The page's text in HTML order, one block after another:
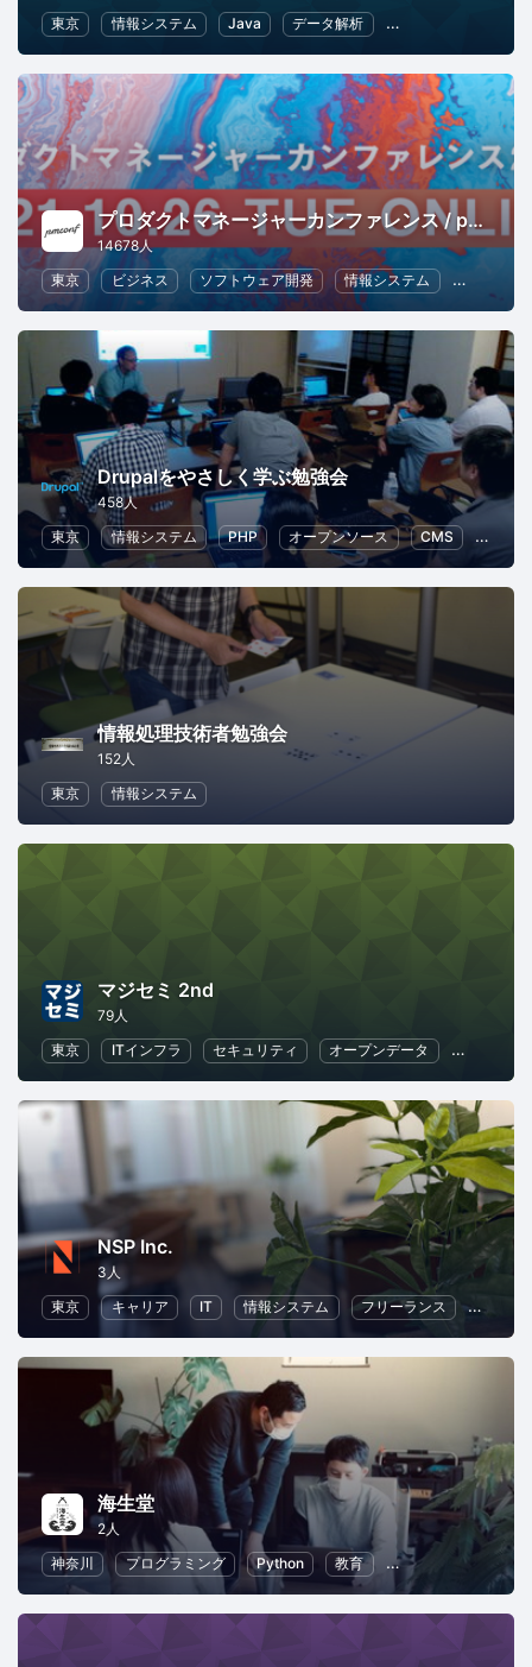
東京
情報システム Java データ解析 ITインフラ
プロダクトマネージャーカンファレンス / pmconf
14678人
東京
ビジネス ソフトウェア開発 情報システム UX
Drupalをやさしく学ぶ勉強会
458人
東京
情報システム PHP オープンソース CMS Drupal
情報処理技術者勉強会
152人
東京
情報システム
マジセミ 2nd
79人
東京
ITインフラ セキュリティ オープンデータ 情報シス
NSP Inc.
3人
東京
キャリア IT 情報システム フリーランス リモー
海生堂
2人
神奈川
プログラミング Python 教育 情報システム 初